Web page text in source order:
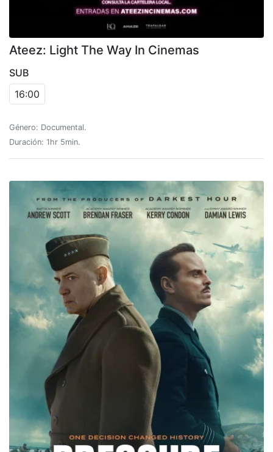
Ateez: Light The Way In Cinemas
SUB
16:00
Género: Documental.
Duración: 1hr 5min.